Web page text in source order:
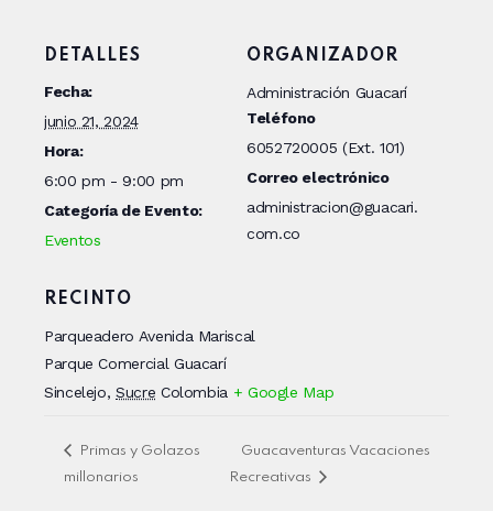
DETALLES
Fecha:
junio 21, 2024
Hora:
6:00 pm - 9:00 pm
Categoría de Evento:
Eventos
RECINTO
Parqueadero Avenida Mariscal
Parque Comercial Guacarí
Sincelejo, Sucre Colombia + Google Map
ORGANIZADOR
Administración Guacarí
Teléfono
6052720005 (Ext. 101)
Correo electrónico
administracion@guacari.
com.co
Primas y Golazos
millonarios
Guacaventuras Vacaciones
Recreativas